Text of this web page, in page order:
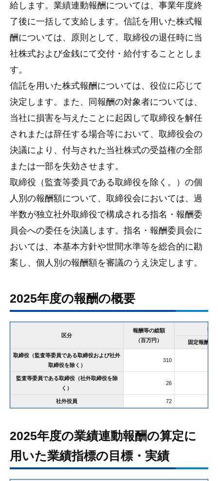
給します。業績連動報酬については、事業年度終
了後に一括して支給します。信託を用いた株式報
酬については、原則として、取締役の退任時に当
社株式および金銭にて交付・給付することとしま
す。
信託を用いた株式報酬については、役位に応じて
決定します。また、同報酬の対象者については、
当社に損害を与えたことに起因して取締役を解任
されまたは辞任する場合等において、取締役会の
決議により、付与された当社株式の受益権の全部
または一部を失効させます。
取締役（監査等委員である取締役を除く。）の個
人別の報酬額について、取締役会においては、過
半数が独立社外取締役で構成される指名・報酬委
員会への委任を決議します。指名・報酬委員会に
おいては、本基本方針や世間水準等を総合的に勘
案し、個人別の報酬額を審議のうえ決定します。
2025年度の報酬の概要
区分
報酬等の総額
（百万円）
報
固定報酬
取締役（監査等委員である取締役および社外
取締役を除く）
310
監査等委員である取締役（社外取締役を除
く）
26
社外役員 72
2025年度の業績連動報酬の算定に
用いた業績指標の目標・実績